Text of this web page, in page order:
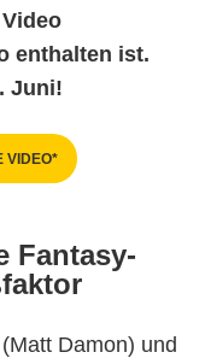
enthalten ist.
Juni!
VIDEO*
Fantasy-
Damon) und